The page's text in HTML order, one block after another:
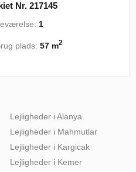
Nr. 217145
1
plads:57 m2
Lejligheder i Alanya
Lejligheder i Mahmutlar
Lejligheder i Kargicak
Lejligheder i Kemer